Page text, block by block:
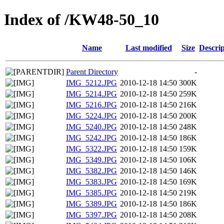
Index of /KW48-50_10
Name Last modified Size
Parent Directory
-
IMG_5212.JPG 2010-12-18 14:50 300K
IMG_5214.JPG 2010-12-18 14:50 259K
IMG_5216.JPG 2010-12-18 14:50 216K
IMG_5224.JPG 2010-12-18 14:50 200K
IMG_5240.JPG 2010-12-18 14:50 248K
IMG_5242.JPG 2010-12-18 14:50 186K
IMG_5322.JPG 2010-12-18 14:50 159K
IMG_5349.JPG 2010-12-18 14:50 106K
IMG_5382.JPG 2010-12-18 14:50 146K
IMG_5383.JPG 2010-12-18 14:50 169K
IMG_5385.JPG 2010-12-18 14:50 219K
IMG_5389.JPG 2010-12-18 14:50 186K
IMG_5397.JPG 2010-12-18 14:50 208K